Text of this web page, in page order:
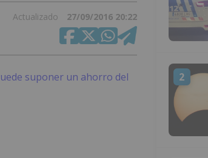
Actualizado 27/09/2016 20:22
2